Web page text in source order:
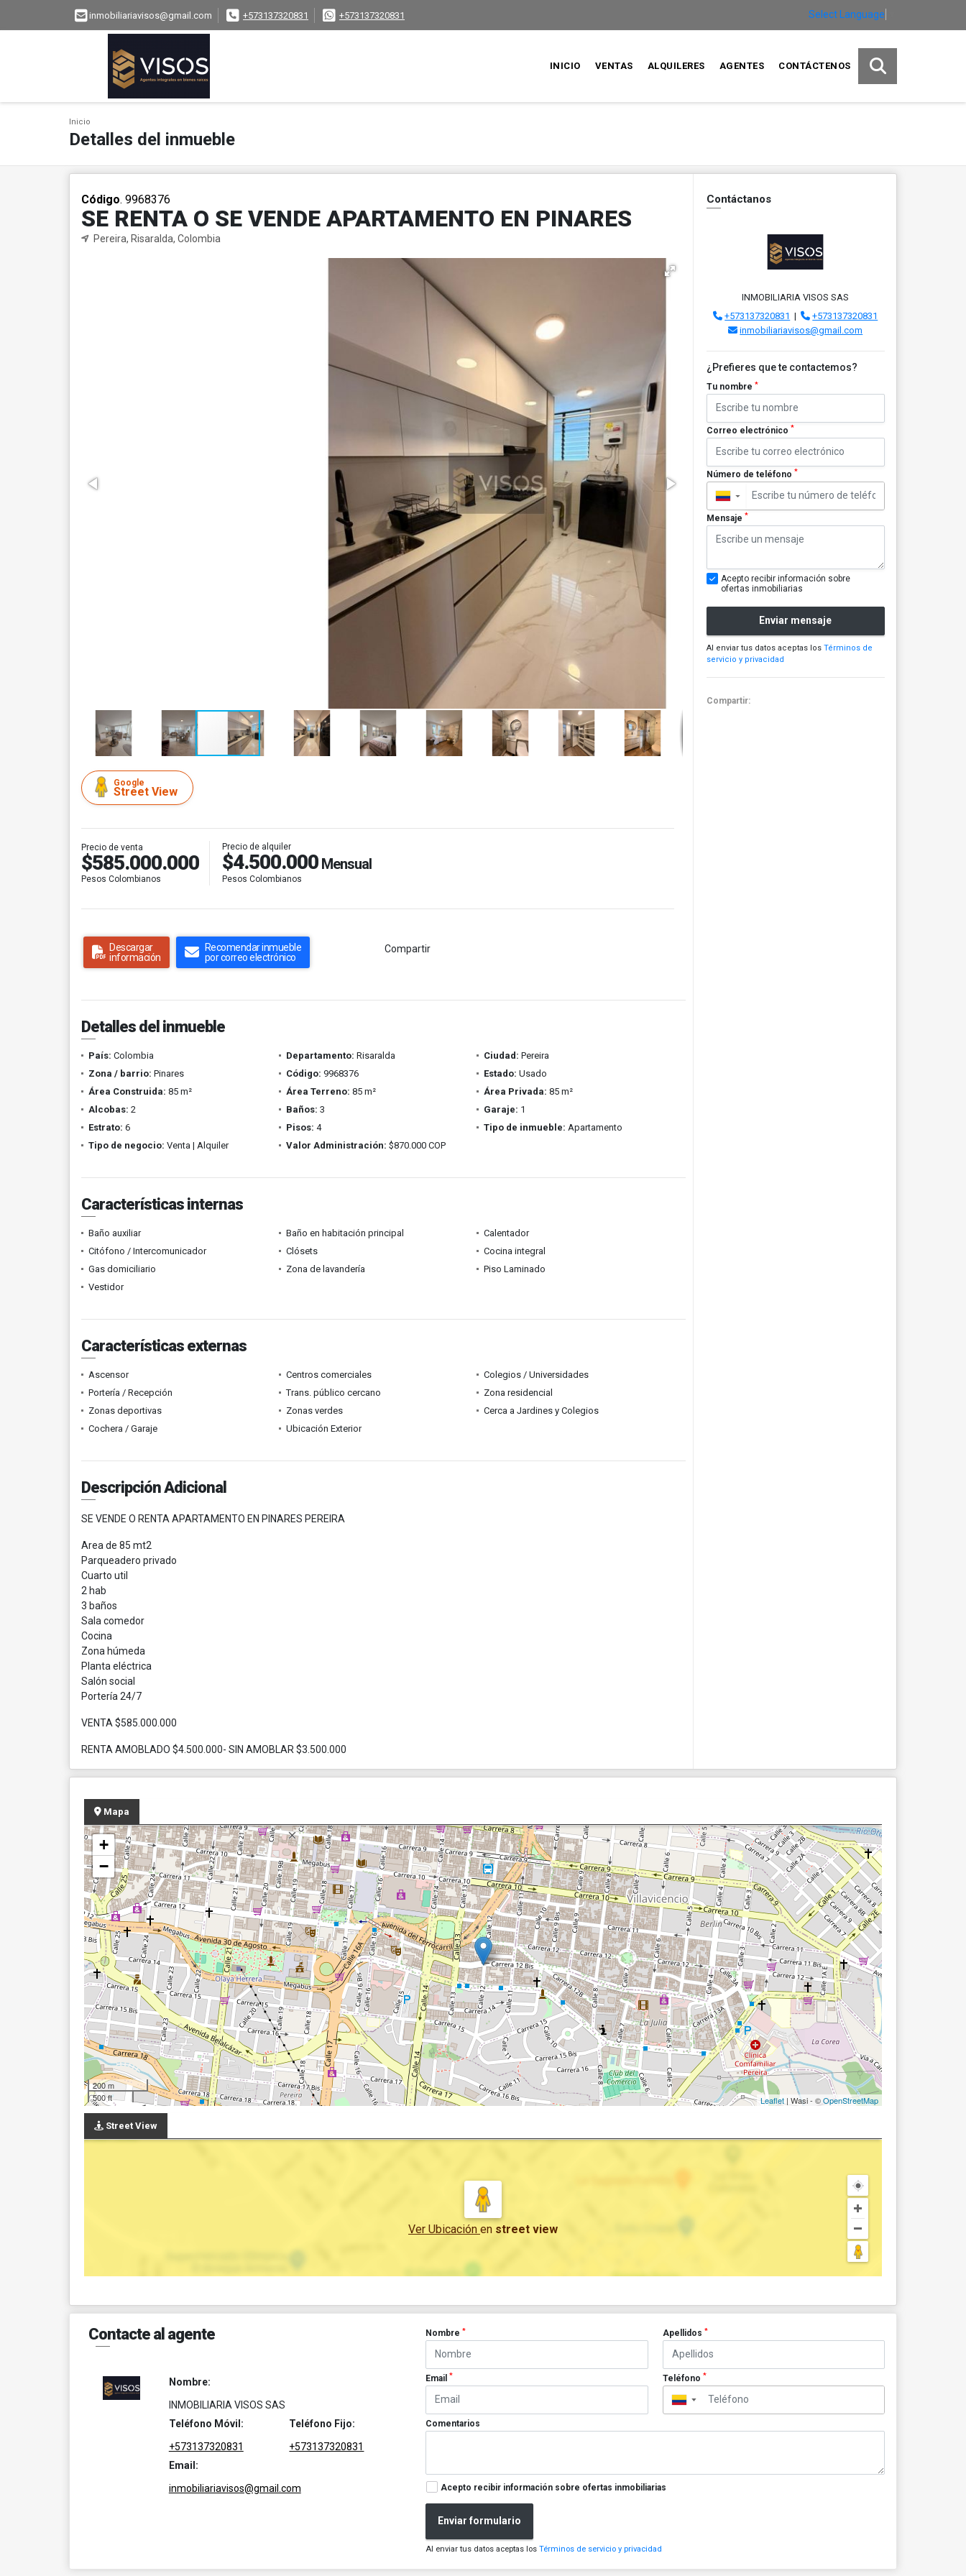
inmobiliariavisos@gmail.com +573137320831 +573137320831 Select Language
INICIO VENTAS ALQUILERES AGENTES CONTÁCTENOS
Inicio
Detalles del inmueble
Código. 9968376
SE RENTA O SE VENDE APARTAMENTO EN PINARES
Pereira, Risaralda, Colombia
Google
Street View
Precio de venta
$585.000.000
Pesos Colombianos
Precio de alquiler
$4.500.000 Mensual
Pesos Colombianos
Descargar
información
Recomendar inmueble
por correo electrónico
Compartir
Detalles del inmueble
País: Colombia Departamento: Risaralda Ciudad: Pereira
Zona / barrio: Pinares Código: 9968376 Estado: Usado
Área Construida: 85 m² Área Terreno: 85 m² Área Privada: 85 m²
Alcobas: 2 Baños: 3 Garaje: 1
Estrato: 6 Pisos: 4 Tipo de inmueble: Apartamento
Tipo de negocio: Venta | Alquiler Valor Administración: $870.000 COP
Características internas
Baño auxiliar Baño en habitación principal
Calentador
Citófono / Intercomunicador
Clósets
Cocina integral
Gas domiciliario
Zona de lavandería
Piso Laminado
Vestidor
Características externas
Ascensor Centros comerciales
Colegios / Universidades
Portería / Recepción
Trans. público cercano
Zona residencial
Zonas deportivas
Zonas verdes
Cerca a Jardines y Colegios
Cochera / Garaje
Ubicación Exterior
Descripción Adicional
SE VENDE O RENTA APARTAMENTO EN PINARES PEREIRA
Area de 85 mt2
Parqueadero privado
Cuarto util
2 hab
3 baños
Sala comedor
Cocina
Zona húmeda
Planta eléctrica
Salón social
Portería 24/7
VENTA $585.000.000
RENTA AMOBLADO $4.500.000- SIN AMOBLAR $3.500.000
Contáctanos
INMOBILIARIA VISOS SAS
+573137320831 |
+573137320831
inmobiliariavisos@gmail.com
¿Prefieres que te contactemos?
Tu nombre *
Correo electrónico *
Número de teléfono *
▼
Mensaje *
Acepto recibir información sobre
ofertas inmobiliarias
Enviar mensaje
Al enviar tus datos aceptas los Términos de
servicio y privacidad
Compartir:
Mapa
+
−
200 m
500 ft
Leaflet | Wasi - ©OpenStreetMap
Street View
Ver Ubicación en street view
Contacte al agente
Nombre:
INMOBILIARIA VISOS SAS
Teléfono Móvil:
+573137320831
Teléfono Fijo:
+573137320831
Email:
inmobiliariavisos@gmail.com
Nombre* Apellidos *
Email* Teléfono *
▼
Comentarios
Acepto recibir información sobre ofertas inmobiliarias
Enviar formulario
Al enviar tus datos aceptas losTérminos de servicio y privacidad